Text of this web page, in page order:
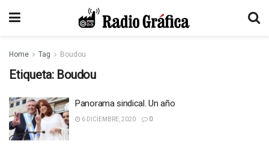
Home Tag Boudou
Etiqueta: Boudou
Panorama sindical. Un año
6 DICIEMBRE, 2020 0